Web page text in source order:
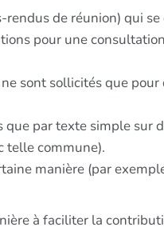
de réunion) qui
pour une
sont sollicités que
par texte simple sur
telle commune).
manière (par
à faciliter la